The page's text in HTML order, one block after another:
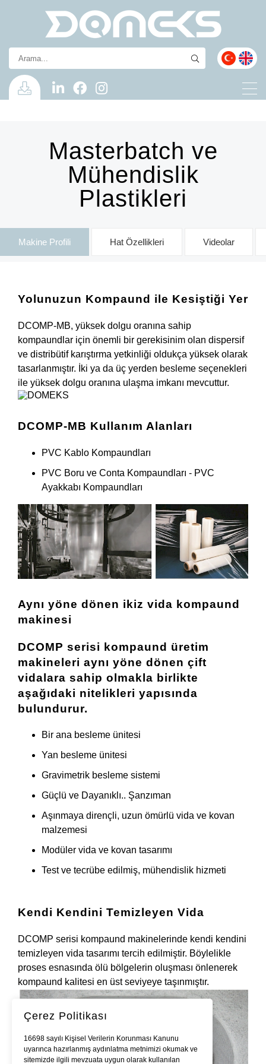
Masterbatch ve
Mühendislik
Plastikleri
Makine Profili Hat Özellikleri Videolar
Yolunuzun Kompaund ile Kesiştiği Yer
DCOMP-MB, yüksek dolgu oranına sahip
kompaundlar için önemli bir gerekisinim olan dispersif
ve distribütif karıştırma yetkinliği oldukça yüksek olarak
tasarlanmıştır. İki ya da üç yerden besleme seçenekleri
ile yüksek dolgu oranına ulaşma imkanı mevcuttur.
DCOMP-MB Kullanım Alanları
PVC Kablo Kompaundları
PVC Boru ve Conta Kompaundları - PVC
Ayakkabı Kompaundları
Aynı yöne dönen ikiz vida kompaund
makinesi
DCOMP serisi kompaund üretim
makineleri aynı yöne dönen çift
vidalara sahip olmakla birlikte
aşağıdaki nitelikleri yapısında
bulundurur.
Bir ana besleme ünitesi
Yan besleme ünitesi
Gravimetrik besleme sistemi
Güçlü ve Dayanıklı.. Şanzıman
Aşınmaya dirençli, uzun ömürlü vida ve kovan
malzemesi
Modüler vida ve kovan tasarımı
Test ve tecrübe edilmiş, mühendislik hizmeti
Kendi Kendini Temizleyen Vida
DCOMP serisi kompaund makinelerinde kendi kendini
temizleyen vida tasarımı tercih edilmiştir. Böylelikle
proses esnasında ölü bölgelerin oluşması önlenerek
kompaund kalitesi en üst seviyeye taşınmıştır.
Çerez Politikası
16698 sayılı Kişisel Verilerin Korunması Kanunu
uyarınca hazırlanmış aydınlatma metnimizi okumak ve
sitemizde ilgili mevzuata uygun olarak kullanılan